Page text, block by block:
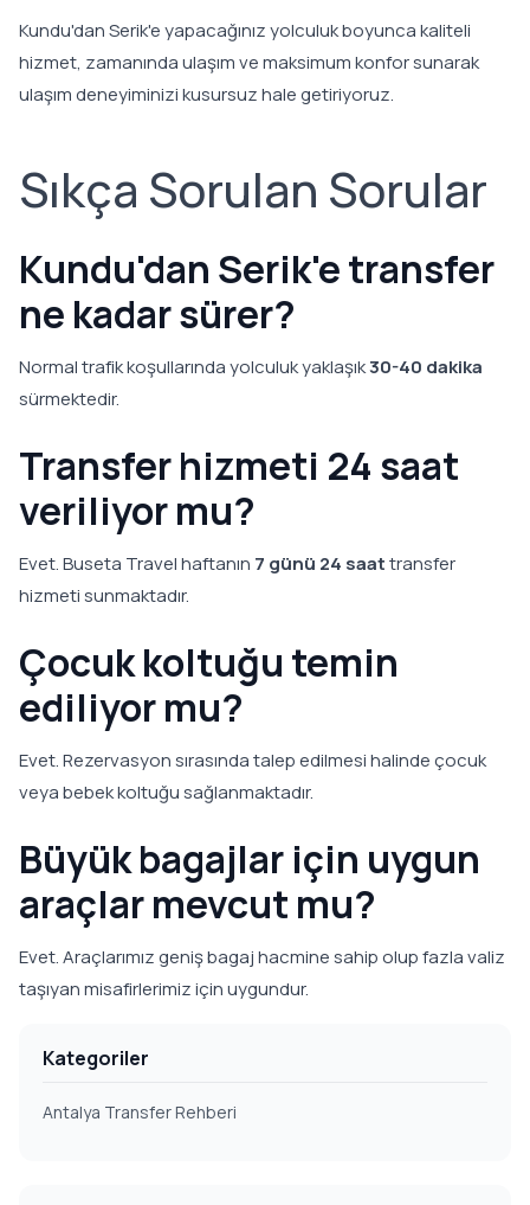
Kundu'dan Serik'e yapacağınız yolculuk boyunca kaliteli
hizmet, zamanında ulaşım ve maksimum konfor sunarak
ulaşım deneyiminizi kusursuz hale getiriyoruz.
Sıkça Sorulan Sorular
Kundu'dan Serik'e transfer
ne kadar sürer?
Normal trafik koşullarında yolculuk yaklaşık30-40 dakika
sürmektedir.
Transfer hizmeti 24 saat
veriliyor mu?
Evet. Buseta Travel haftanın 7 günü 24 saattransfer
hizmeti sunmaktadır.
Çocuk koltuğu temin
ediliyor mu?
Evet. Rezervasyon sırasında talep edilmesi halinde çocuk
veya bebek koltuğu sağlanmaktadır.
Büyük bagajlar için uygun
araçlar mevcut mu?
Evet. Araçlarımız geniş bagaj hacmine sahip olup fazla valiz
taşıyan misafirlerimiz için uygundur.
Kategoriler
Antalya Transfer Rehberi